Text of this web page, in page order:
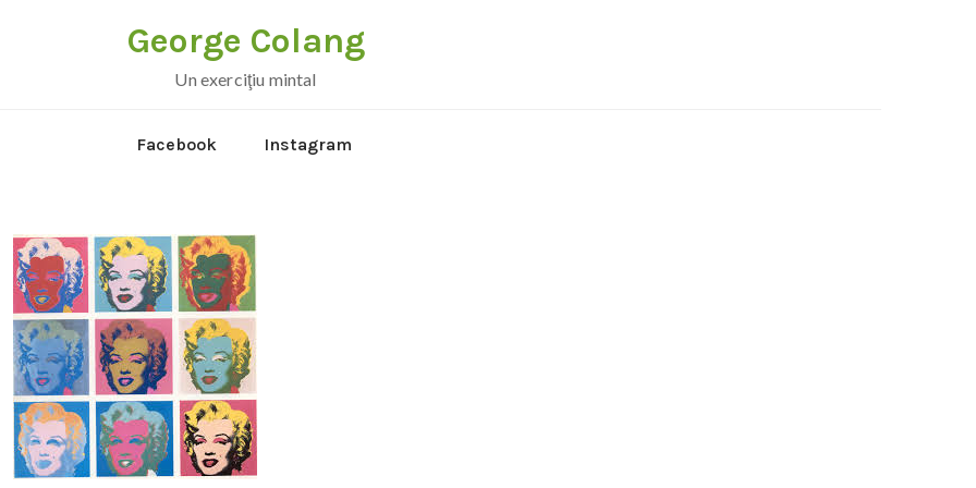
George Colang
Un exerciţiu mintal
Facebook Instagram